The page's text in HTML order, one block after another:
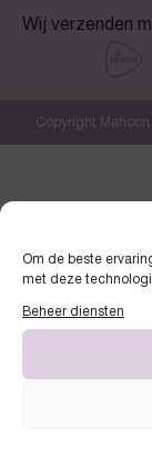
Om de beste
met deze
Beheer diensten
Wij verzenden
Copyright